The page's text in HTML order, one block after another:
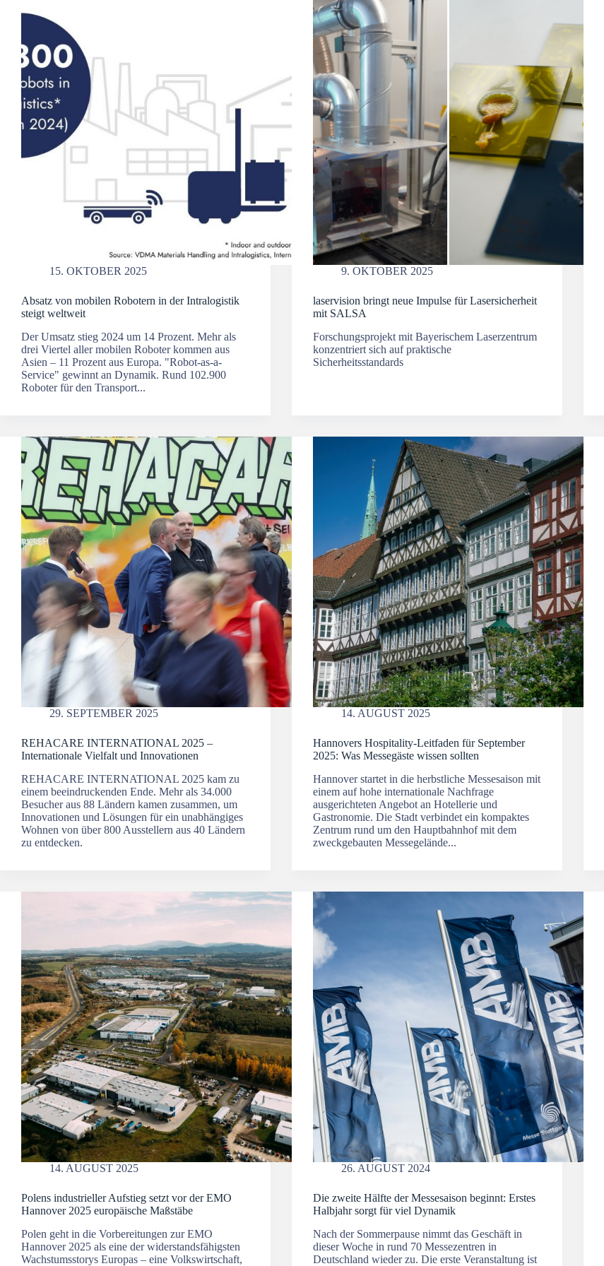
15. OKTOBER 2025
Absatz von mobilen Robotern in der Intralogistik
steigt weltweit
Der Umsatz stieg 2024 um 14 Prozent. Mehr als
drei Viertel aller mobilen Roboter kommen aus
Asien – 11 Prozent aus Europa. "Robot-as-a-
Service" gewinnt an Dynamik. Rund 102.900
Roboter für den Transport...
9. OKTOBER 2025
laservision bringt neue Impulse für Lasersicherheit
mit SALSA
Forschungsprojekt mit Bayerischem Laserzentrum
konzentriert sich auf praktische
Sicherheitsstandards
29. SEPTEMBER 2025
REHACARE INTERNATIONAL 2025 –
Internationale Vielfalt und Innovationen
REHACARE INTERNATIONAL 2025 kam zu
einem beeindruckenden Ende. Mehr als 34.000
Besucher aus 88 Ländern kamen zusammen, um
Innovationen und Lösungen für ein unabhängiges
Wohnen von über 800 Ausstellern aus 40 Ländern
zu entdecken.
14. AUGUST 2025
Hannovers Hospitality‑Leitfaden für September
2025: Was Messegäste wissen sollten
Hannover startet in die herbstliche Messesaison mit
einem auf hohe internationale Nachfrage
ausgerichteten Angebot an Hotellerie und
Gastronomie. Die Stadt verbindet ein kompaktes
Zentrum rund um den Hauptbahnhof mit dem
zweckgebauten Messegelände...
14. AUGUST 2025
Polens industrieller Aufstieg setzt vor der EMO
Hannover 2025 europäische Maßstäbe
Polen geht in die Vorbereitungen zur EMO
Hannover 2025 als eine der widerstandsfähigsten
Wachstumsstorys Europas – eine Volkswirtschaft,
26. AUGUST 2024
Die zweite Hälfte der Messesaison beginnt: Erstes
Halbjahr sorgt für viel Dynamik
Nach der Sommerpause nimmt das Geschäft in
dieser Woche in rund 70 Messezentren in
Deutschland wieder zu. Die erste Veranstaltung ist